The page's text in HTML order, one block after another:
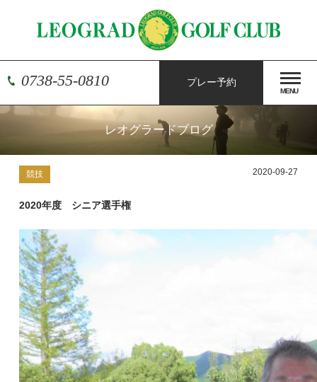
0738-55-0810 プレー予約
MENU
レオグラードブログ
競技 2020-09-27
2020年度 シニア選手権